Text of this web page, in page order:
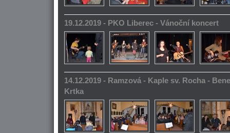
19.12.2019 - PKO Liberec - Vánoční koncert
14.12.2019 - Ramzová - Kaple sv. Rocha -
Krtka